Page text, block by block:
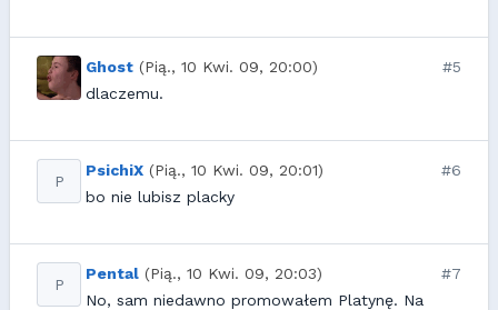
Ghost (Pią., 10 Kwi. 09, 20:00)
#5
dlaczemu.
P
PsichiX (Pią., 10 Kwi. 09, 20:01)
#6
bo nie lubisz placky
P
Pental (Pią., 10 Kwi. 09, 20:03)
#7
No, sam niedawno promowałem Platynę. Na